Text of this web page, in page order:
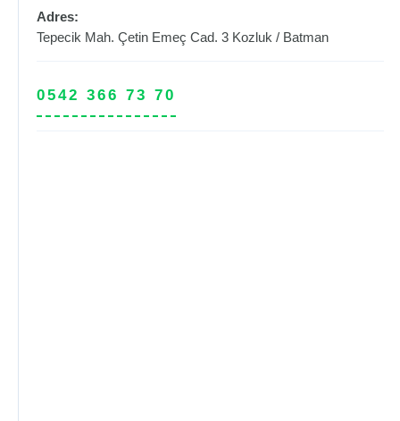
Adres:
Tepecik Mah. Çetin Emeç Cad. 3 Kozluk / Batman
0542 366 73 70